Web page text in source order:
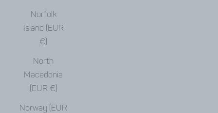
Norfolk
Island (EUR
€)
North
Macedonia
(EUR €)
Norway (EUR